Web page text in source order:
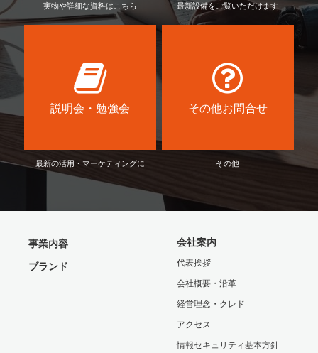
実物や詳細な資料はこちら 最新設備をご覧いただけます
説明会・勉強会
最新の活用・マーケティングに
その他お問合せ
その他
事業内容
ブランド
会社案内
代表挨拶
会社概要・沿革
経営理念・クレド
アクセス
情報セキュリティ基本方針